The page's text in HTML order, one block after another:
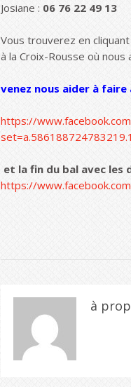
Josiane : 06 76 22 49 13
Vous trouverez en
à la Croix-Rousse où
venez nous aider à faire
https://
et la fin du bal avec les
https://
à